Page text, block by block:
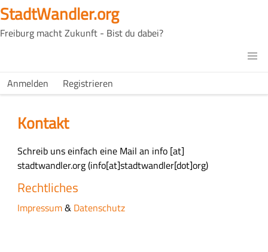
Skip
to
main
StadtWandler.org
Freiburg macht Zukunft - Bist du dabei?
Main
H4C
USER
Anmelden Registrieren
Kontakt
M
a
i
n
c
Schreib uns einfach eine Mail an info[at]
stadtwandler.org(info[at]stadtwandler[dot]org)
Rechtliches
Impressum& Datenschutz